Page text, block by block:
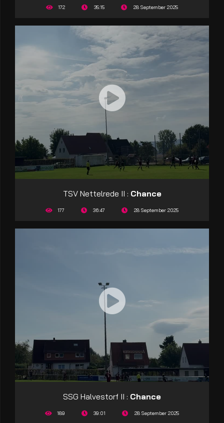
172 35:15 28 September 2025
TSV Nettelrede II : Chance
177 36:47 28 September 2025
SSG Halvestorf II : Chance
189 39:01 28 September 2025